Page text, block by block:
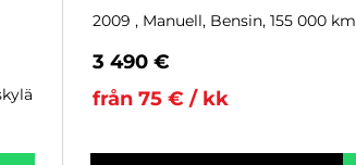
2009 , Manuell, Bensin, 155 000 km
3 490 €
från 75 € / kk